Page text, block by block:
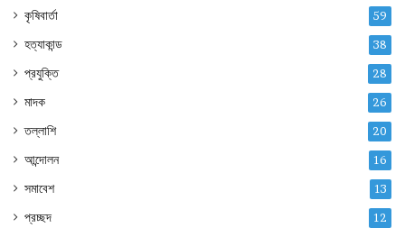
কৃষিবার্তা 59
হত্যাকান্ড 38
প্রযুক্তি 28
মাদক 26
তল্লাশি 20
আন্দোলন 16
সমাবেশ 13
প্রচ্ছদ 12